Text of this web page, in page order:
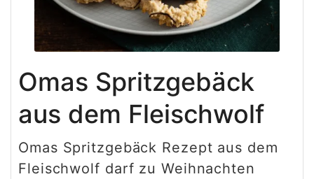
Omas Spritzgebäck
aus dem Fleischwolf
Omas Spritzgebäck Rezept aus dem
Fleischwolf darf zu Weihnachten